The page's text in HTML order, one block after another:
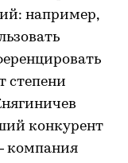
например,
степени
конкурент
компания